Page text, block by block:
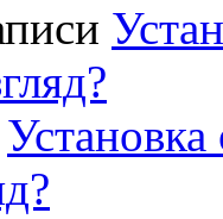
Установка